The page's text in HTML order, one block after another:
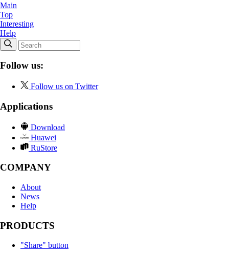
Main
Top
Interesting
Help
Follow us:
Follow us on Twitter
Applications
Download
Huawei
RuStore
COMPANY
About
News
Help
PRODUCTS
"Share" button